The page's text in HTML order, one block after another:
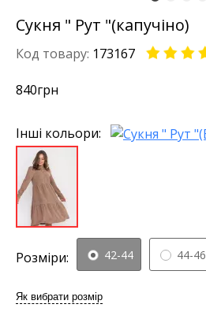
Сукня " Рут "(капучіно)
Код товару: 173167
840грн
Інші кольори:
Розміри: 42-44 44-46
Як вибрати розмір